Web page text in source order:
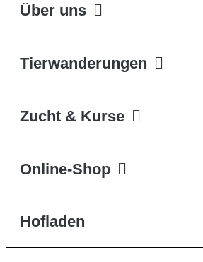
Über uns
Tierwanderungen
Zucht & Kurse
Online-Shop
Hofladen